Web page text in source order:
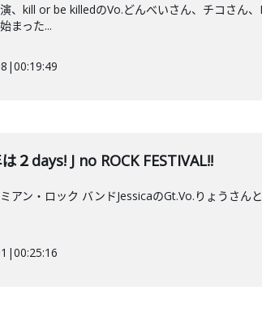
、kill or be killedのVo.どんべいさん、チコさん
まった...
|00:19:49
は２days! J no ROCK FESTIVAL!!
アン・ロック バンドJessicaのGt.Vo.りょうさん
|00:25:16